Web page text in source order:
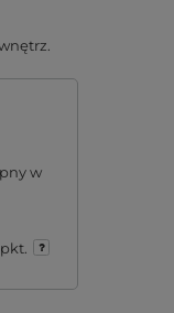
w
pkt.